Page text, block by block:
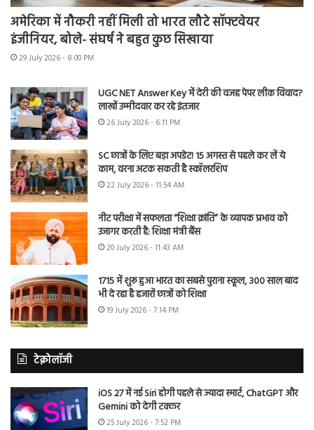
अमेरिका में नौकरी नहीं मिली तो भारत लौटे सॉफ्टवेयर
इंजीनियर, बोले- संघर्ष ने बहुत कुछ सिखाया
29 July 2026 - 8:00 PM
UGC NET Answer Key में देरी की वजह पेपर लीक विवाद?
लाखों उम्मीदवार कर रहे इंतजार
26 July 2026 - 6:11 PM
SC छात्रों के लिए बड़ा अपडेट! 15 अगस्त से पहले कर लें ये
काम, वरना अटक सकती है स्कॉलरशिप
22 July 2026 - 11:54 AM
नीट परीक्षा में सफलता “शिक्षा क्रांति” के व्यापक प्रभाव को
उजागर करती है: शिक्षा मंत्री बैंस
20 July 2026 - 11:43 AM
1715 में शुरू हुआ भारत का सबसे पुराना स्कूल, 300 साल बाद
भी दे रहा है हजारों छात्रों को शिक्षा
19 July 2026 - 7:14 PM
टेक्नोलॉजी
iOS 27 में नई Siri होगी पहले से ज्यादा स्मार्ट, ChatGPT और
Gemini को देगी टक्कर
25 July 2026 - 7:52 PM